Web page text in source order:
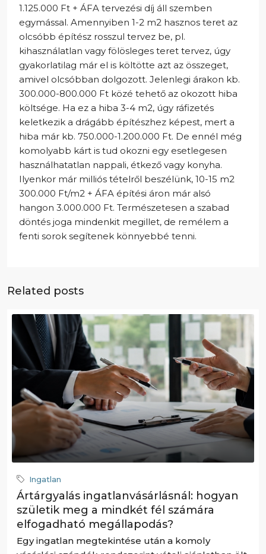
1.125.000 Ft + ÁFA tervezési díj áll szemben
egymással. Amennyiben 1-2 m2 hasznos teret az
olcsóbb építész rosszul tervez be, pl.
kihasználatlan vagy fölösleges teret tervez, úgy
gyakorlatilag már el is költötte azt az összeget,
amivel olcsóbban dolgozott. Jelenlegi árakon kb.
300.000-800.000 Ft közé tehető az okozott hiba
költsége. Ha ez a hiba 3-4 m2, úgy ráfizetés
keletkezik a drágább építészhez képest, mert a
hiba már kb. 750.000-1.200.000 Ft. De ennél még
komolyabb kárt is tud okozni egy esetlegesen
használhatatlan nappali, étkező vagy konyha.
Ilyenkor már milliós tételről beszélünk, 10-15 m2
300.000 Ft/m2 + ÁFA építési áron már alsó
hangon 3.000.000 Ft. Természetesen a szabad
döntés joga mindenkit megillet, de remélem a
fenti sorok segítenek könnyebbé tenni.
Related posts
Ingatlan
Ártárgyalás ingatlanvásárlásnál: hogyan
születik meg a mindkét fél számára
elfogadható megállapodás?
Egy ingatlan megtekintése után a komoly